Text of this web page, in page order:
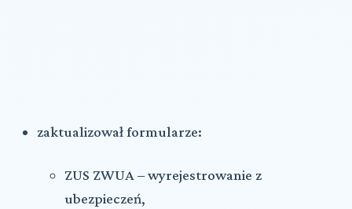
zaktualizował formularze:
ZUS ZWUA – wyrejestrowanie z
ubezpieczeń,